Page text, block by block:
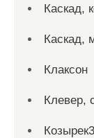
Каскад,
Каскад,
Клаксон
Клевер,